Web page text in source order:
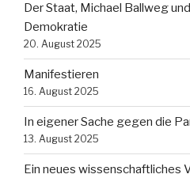
Der Staat, Michael Ballweg
Demokratie
20. August 2025
Manifestieren
16. August 2025
In eigener Sache gegen die
13. August 2025
Ein neues wissenschaftliches